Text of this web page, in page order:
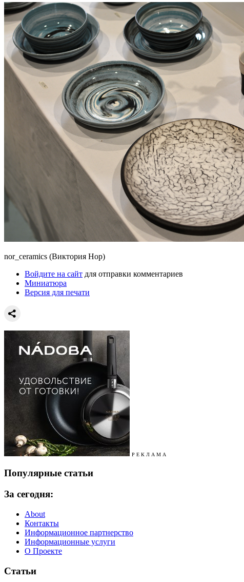
nor_ceramics (Виктория Нор)
Войдите на сайт для отправки комментариев
Миниатюра
Версия для печати
Р Е К Л А М А
Популярные статьи
За сегодня:
About
Контакты
Информационное партнерство
Информационные услуги
О Проекте
Статьи